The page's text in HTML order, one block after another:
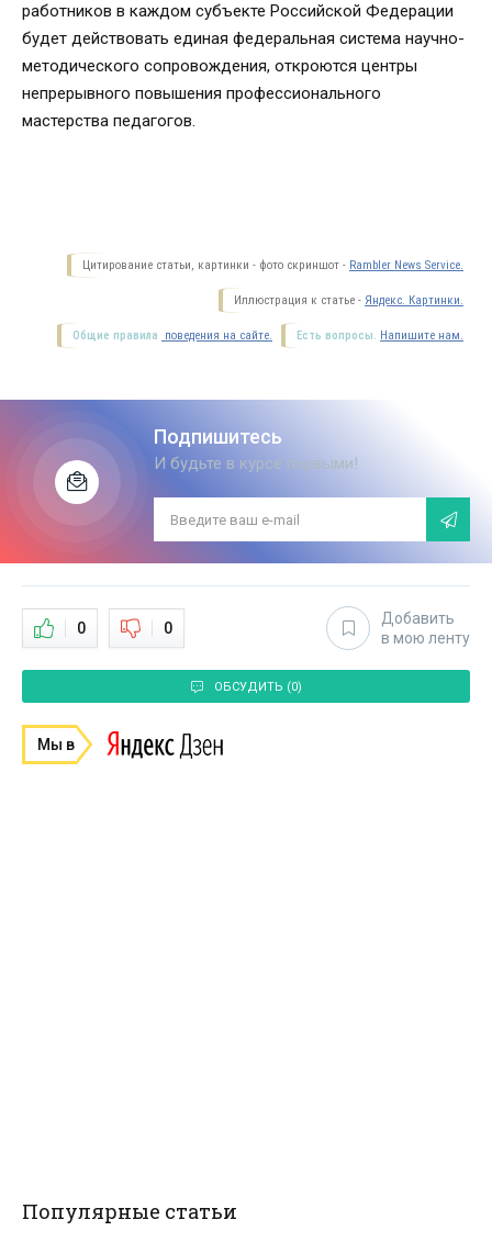
работников в каждом субъекте Российской Федерации
будет действовать единая федеральная система научно-
методического сопровождения, откроются центры
непрерывного повышения профессионального
мастерства педагогов.
Цитирование статьи, картинки - фото скриншот - Rambler News Service.
Иллюстрация к статье - Яндекс. Картинки.
Есть вопросы. Напишите нам.
Общие правила поведения на сайте.
Подпишитесь
И будьте в курсе первыми!
0 0
Добавить
в мою ленту
ОБСУДИТЬ (0)
Мы в
Популярные статьи